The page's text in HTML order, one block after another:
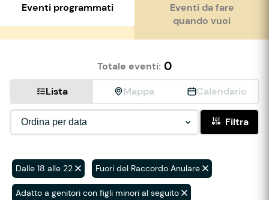
Eventi programmati
Eventi da fare
quando vuoi
Totale eventi: 0
Lista Mappa Calendario
Filtra
Dalle 18 alle 22 Fuori del Raccordo Anulare
Adatto a genitori con figli minori al seguito